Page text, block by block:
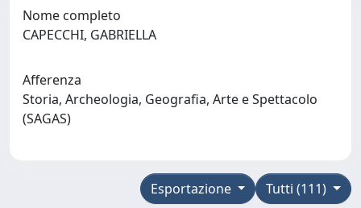
Nome completo
CAPECCHI, GABRIELLA
Afferenza
Storia, Archeologia, Geografia, Arte e Spettacolo
(SAGAS)
Tutti (111)
Esportazione